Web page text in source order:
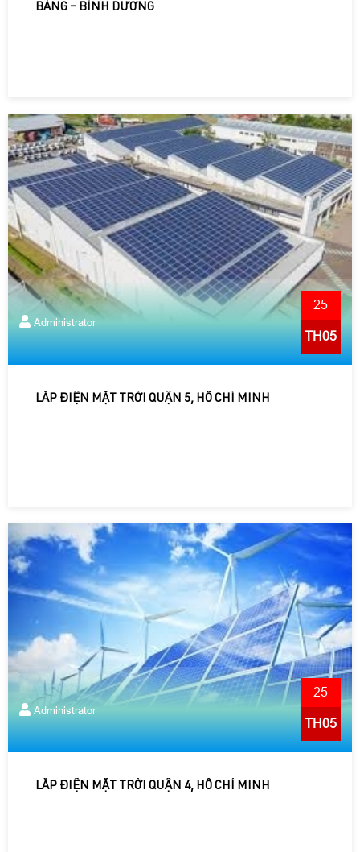
BÀNG – BÌNH DƯƠNG
Administrator
25
TH05
LẮP ĐIỆN MẶT TRỜI QUẬN 5, HỒ CHÍ MINH
Administrator
25
TH05
LẮP ĐIỆN MẶT TRỜI QUẬN 4, HỒ CHÍ MINH